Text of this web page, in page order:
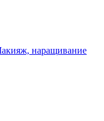
наращивание